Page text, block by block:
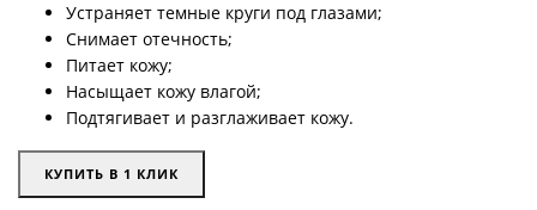
Устраняет темные круги под глазами;
Снимает отечность;
Питает кожу;
Насыщает кожу влагой;
Подтягивает и разглаживает кожу.
КУПИТЬ В 1 КЛИК